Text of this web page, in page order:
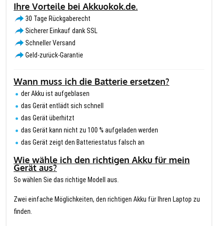
Ihre Vorteile bei Akkuokok.de.
30 Tage Rückgaberecht
Sicherer Einkauf dank SSL
Schneller Versand
Geld-zurück-Garantie
Wann muss ich die Batterie ersetzen?
der Akku ist aufgeblasen
das Gerät entlädt sich schnell
das Gerät überhitzt
das Gerät kann nicht zu 100 % aufgeladen werden
das Gerät zeigt den Batteriestatus falsch an
Wie wähle ich den richtigen Akku für mein
Gerät aus?
So wählen Sie das richtige Modell aus.
Zwei einfache Möglichkeiten, den richtigen Akku für Ihren Laptop zu
finden.